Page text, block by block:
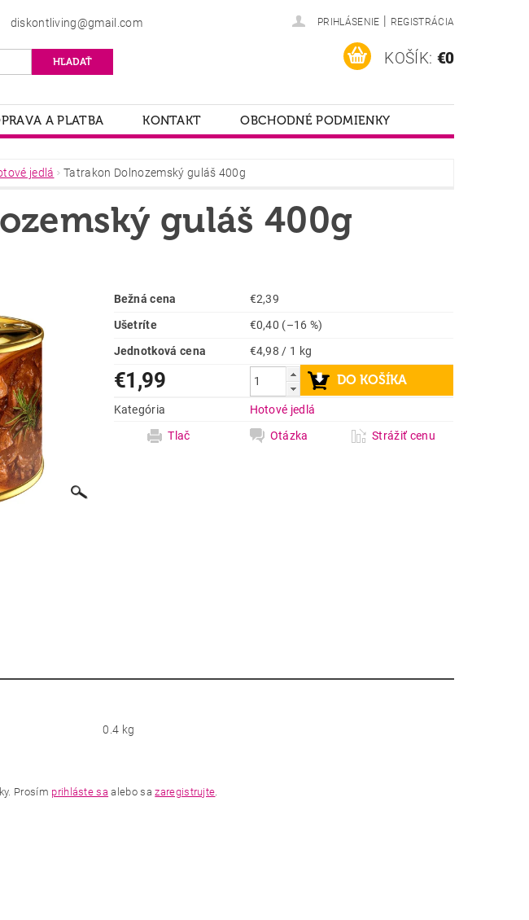
diskontliving@gmail.com PRIHLÁSENIE | REGISTRÁCIA
KOŠÍK: €0
A PLATBA KONTAKT
OBCHODNÉ PODMIENKY
jedlá Tatrakon Dolnozemský guláš 400g
guláš 400g
Bežná cena
€2,39
Ušetríte
€0,40 (–16 %)
Jednotková cena
€4,98 / 1 kg
€1,99
Kategória
Hotové jedlá
Tlač
Otázka Strážiť cenu
0.4 kg
Prosím prihláste sa alebo sazaregistrujte.